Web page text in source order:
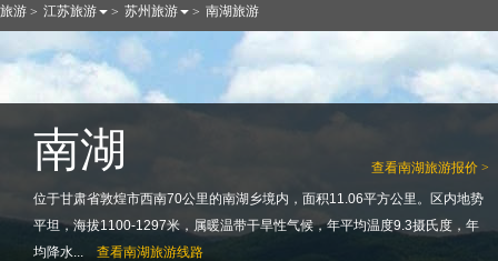
旅游 > 江苏旅游 > 苏州旅游 > 南湖旅游
查看南湖旅游报价 >
南湖
位于甘肃省敦煌市西南70公里的南湖乡境内，面积11.06平方公里。区内地势
平坦，海拔1100-1297米，属暖温带干旱性气候，年平均温度9.3摄氏度，年
均降水...
查看南湖旅游线路